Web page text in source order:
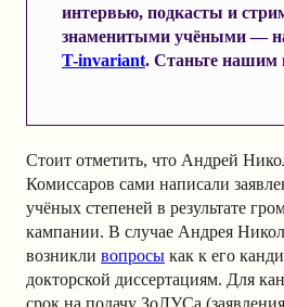
интервью, подкасты и
знаменитыми учёными —
T-invariant. Станьте нашим
Стоит отметить, что Андрей
Комиссаров сами написали
учёных степеней в результате
кампании. В случае Андрея
возникли вопросы как к его
докторской диссертациям. Для
срок на подачу ЗоЛУСа